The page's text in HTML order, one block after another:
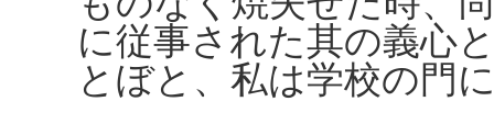
に従事された其の義心
とぼと、私は学校の門